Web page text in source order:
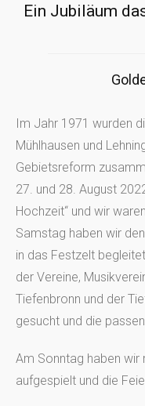
Ein Jubiläum
Im Jahr 1971 wurden
Mühlhausen und
Gebietsreform
27. und 28. August
Hochzeit“ und wir
Samstag haben wir
in das Festzelt
der Vereine,
Tiefenbronn und der
gesucht und die
Am Sonntag haben wir
aufgespielt und die